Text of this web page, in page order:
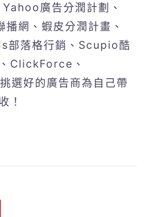
Yahoo廣告分潤計劃、
網、蝦皮分潤計畫、
部落格行銷、Scupio酷
ClickForce、
選好的廣告商為自己帶
！